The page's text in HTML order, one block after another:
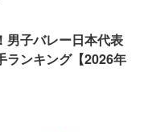
男子バレー日本代表
ランキング【2026年